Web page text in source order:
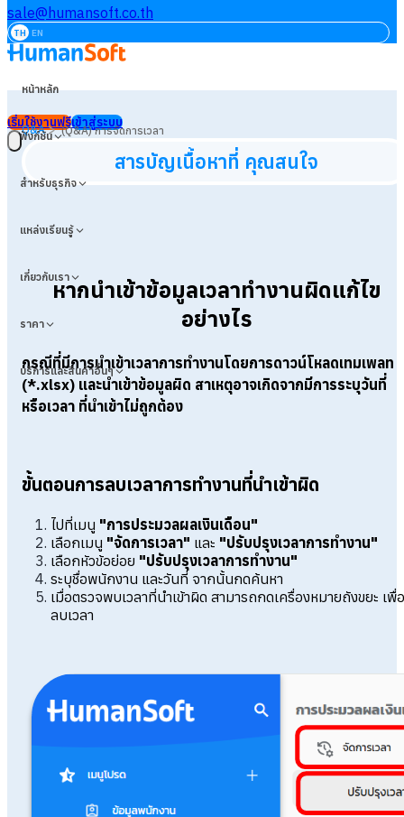
sale@humansoft.co.th
TH EN
หน้าหลัก
ฟังก์ชัน
สำหรับธุรกิจ
แหล่งเรียนรู้
เกี่ยวกับเรา
ราคา
บริการและสินค้าอื่นๆ
เริ่มใช้งานฟรีเข้าสู่ระบบ
Q&A>(Q&A) การจัดการเวลา
สารบัญเนื้อหาที่ คุณสนใจ
หากนำเข้าข้อมูลเวลาทำงานผิดแก้ไข
อย่างไร
กรณีที่มีการนำเข้าเวลาการทำงานโดยการดาวน์โหลดเทมเพลท
(*.xlsx) และนำเข้าข้อมูลผิด สาเหตุอาจเกิดจากมีการระบุวันที่
หรือเวลา ที่นำเข้าไม่ถูกต้อง
ขั้นตอนการลบเวลาการทำงานที่นำเข้าผิด
ไปที่เมนู "การประมวลผลเงินเดือน"
เลือกเมนู "จัดการเวลา" และ "ปรับปรุงเวลาการทำงาน"
เลือกหัวข้อย่อย "ปรับปรุงเวลาการทำงาน"
ระบุชื่อพนักงาน และวันที่ จากนั้นกดค้นหา
เมื่อตรวจพบเวลาที่นำเข้าผิด สามารถกดเครื่องหมายถังขยะ เพื่อ
ลบเวลา